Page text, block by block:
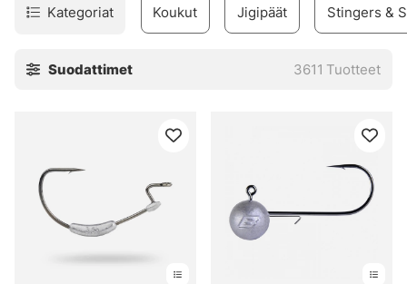
Kategoriat Koukut Jigipäät Stingers &
Suodattimet 3611 Tuotteet